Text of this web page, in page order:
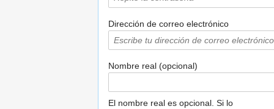
Dirección de correo electrónico
Nombre real (opcional)
El nombre real es opcional. Si lo